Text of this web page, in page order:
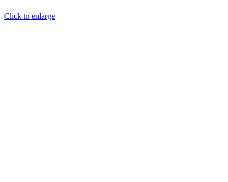
Click to enlarge